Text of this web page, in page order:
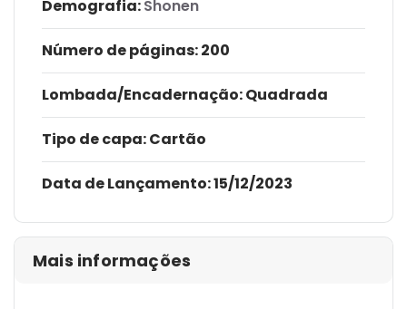
Demografia:Shonen
Número de páginas: 200
Lombada/Encadernação: Quadrada
Tipo de capa:Cartão
Data de Lançamento:15/12/2023
Mais informações